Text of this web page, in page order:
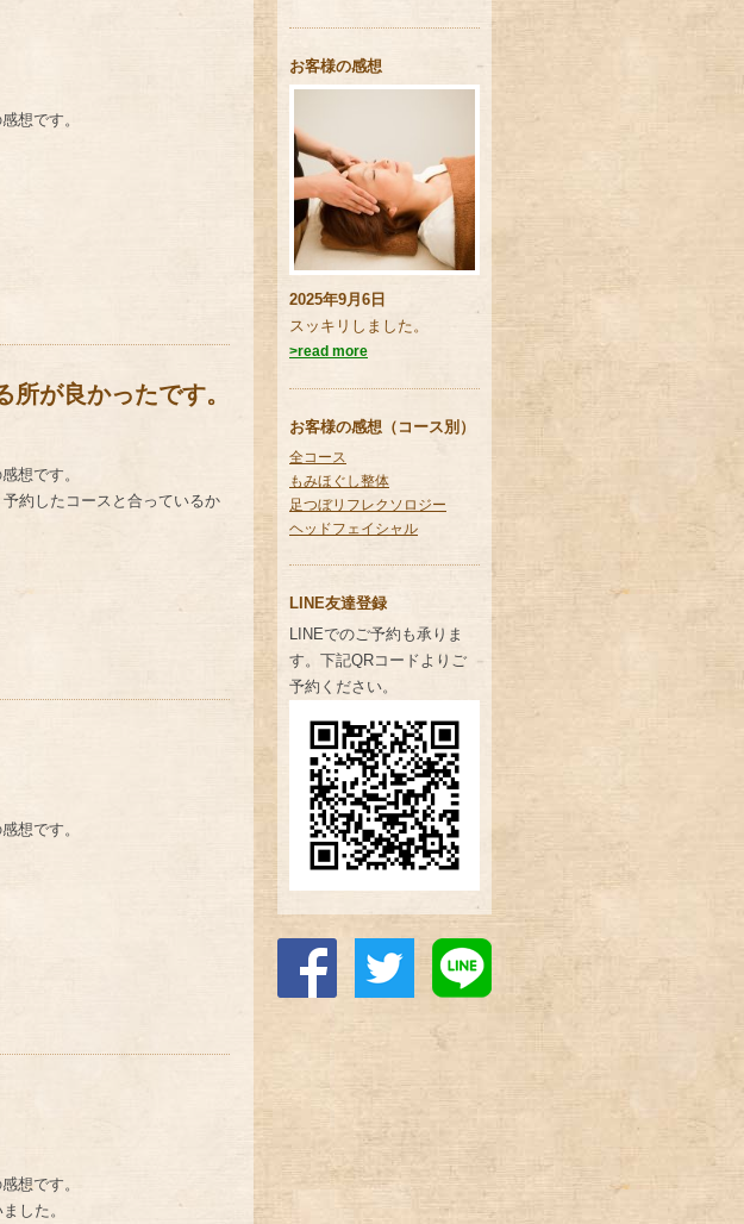
想です。
が良かったです。
想です。
約したコースと合っているか
想です。
想です。
した。
お客様の感想
2025年9月6日
スッキリしました。
>read more
お客様の感想（コース別）
全コース
もみほぐし整体
足つぼリフレクソロジー
ヘッドフェイシャル
LINE友達登録
LINEでのご予約も承りま
す。下記QRコードよりご
予約ください。